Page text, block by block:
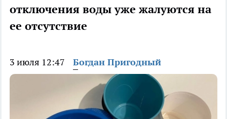
отключения воды уже жалуются на
ее отсутствие
3 июля 12:47 Богдан Пригодный